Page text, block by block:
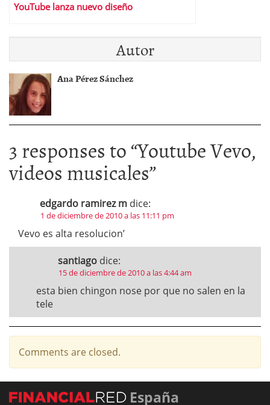
YouTube lanza nuevo diseño
Autor
Ana Pérez Sánchez
3 responses to “Youtube Vevo,
videos musicales”
edgardo ramirez m dice:
1 de diciembre de 2010 a las 11:11 pm
Vevo es alta resolucion’
santiago dice:
15 de diciembre de 2010 a las 4:44 am
esta bien chingon nose por que no salen en la
tele
Comments are closed.
España